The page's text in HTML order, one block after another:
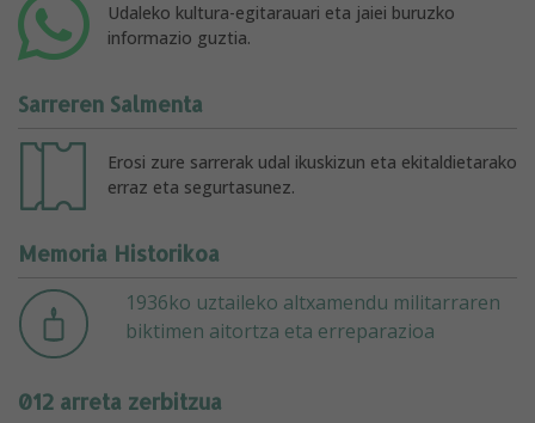
Udaleko kultura-egitarauari eta jaiei buruzko
informazio guztia.
Sarreren Salmenta
Erosi zure sarrerak udal ikuskizun eta ekitaldietarako
erraz eta segurtasunez.
Memoria Historikoa
1936ko uztaileko altxamendu militarraren
biktimen aitortza eta erreparazioa
012 arreta zerbitzua